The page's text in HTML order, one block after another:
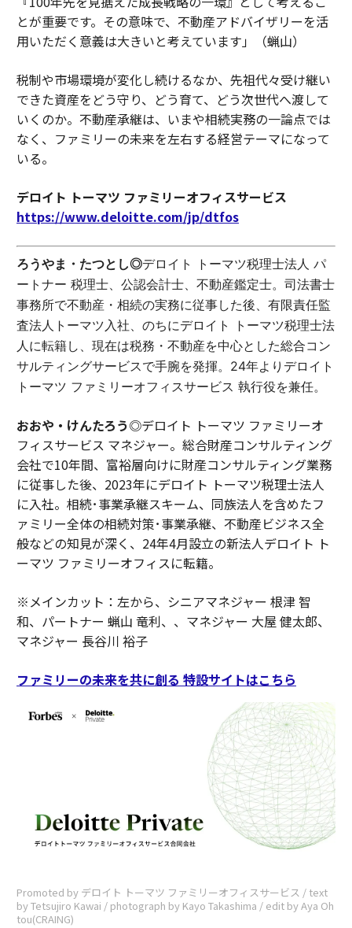
とが重要です。その意味で、不動産アドバイザリーを活
用いただく意義は大きいと考えています」（蝋山）
税制や市場環境が変化し続けるなか、先祖代々受け継い
できた資産をどう守り、どう育て、どう次世代へ渡して
いくのか。不動産承継は、いまや相続実務の一論点では
なく、ファミリーの未来を左右する経営テーマになって
いる。
デロイト トーマツ ファミリーオフィスサービス
https://www.deloitte.com/jp/dtfos
ろうやま・たつとし◎デロイト トーマツ税理士法人 パ
ートナー 税理士、公認会計士、不動産鑑定士。司法書士
事務所で不動産・相続の実務に従事した後、有限責任監
査法人トーマツ入社、のちにデロイト トーマツ税理士法
人に転籍し、現在は税務・不動産を中心とした総合コン
サルティングサービスで手腕を発揮。24年よりデロイト
トーマツ ファミリーオフィスサービス 執行役を兼任。
おおや・けんたろう◎デロイト トーマツ ファミリーオ
フィスサービス マネジャー。総合財産コンサルティング
会社で10年間、富裕層向けに財産コンサルティング業務
に従事した後、2023年にデロイト トーマツ税理士法人
に入社。相続･事業承継スキーム、同族法人を含めたフ
ァミリー全体の相続対策･事業承継、不動産ビジネス全
般などの知見が深く、24年4月設立の新法人デロイト ト
ーマツ ファミリーオフィスに転籍。
※メインカット：左から、シニアマネジャー 根津 智
和、パートナー 蝋山 竜利、、マネジャー 大屋 健太郎、
マネジャー 長谷川 裕子
ファミリーの未来を共に創る 特設サイトはこちら
Promoted by デロイト トーマツ ファミリーオフィスサービス / text
by Tetsujiro Kawai / photograph by Kayo Takashima / edit by Aya Oh
tou(CRAING)